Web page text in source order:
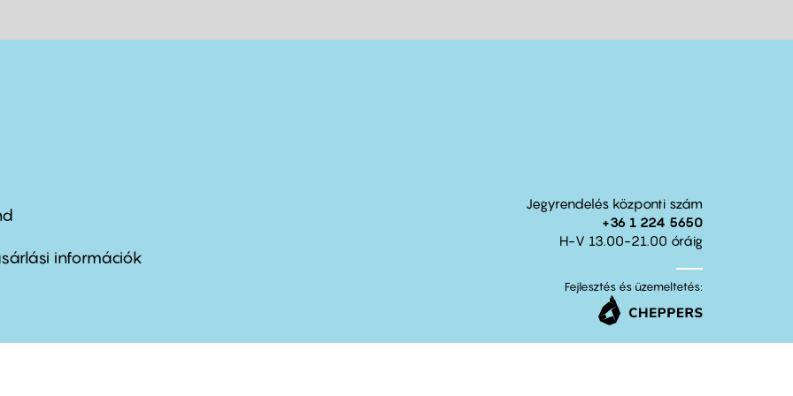
információk
Jegyrendelés központi szám
+36 1 224 5650
H-V 13.00-21.00 óráig
Fejlesztés és üzemeltetés: